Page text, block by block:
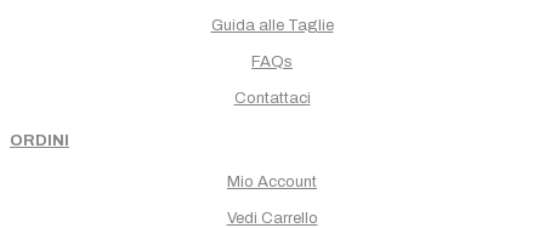
Guida alle Taglie
FAQs
Contattaci
ORDINI
Mio Account
Vedi Carrello